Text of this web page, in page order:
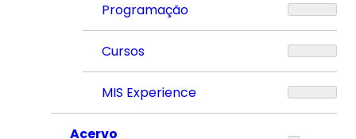
Programação
Cursos
MIS Experience
Acervo